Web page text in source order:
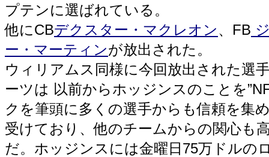
プテンに選ばれている。
他にCBデクスター・マクレオン、FB
ー・マーティンが放出された。
ウィリアムス同様に今回放出された選
ーツは 以前からホッジンスのことを
クを筆頭に多くの選手からも信頼を集
受けており、他のチームからの関心も
だ。ホッジンスには金曜日75万ドルの